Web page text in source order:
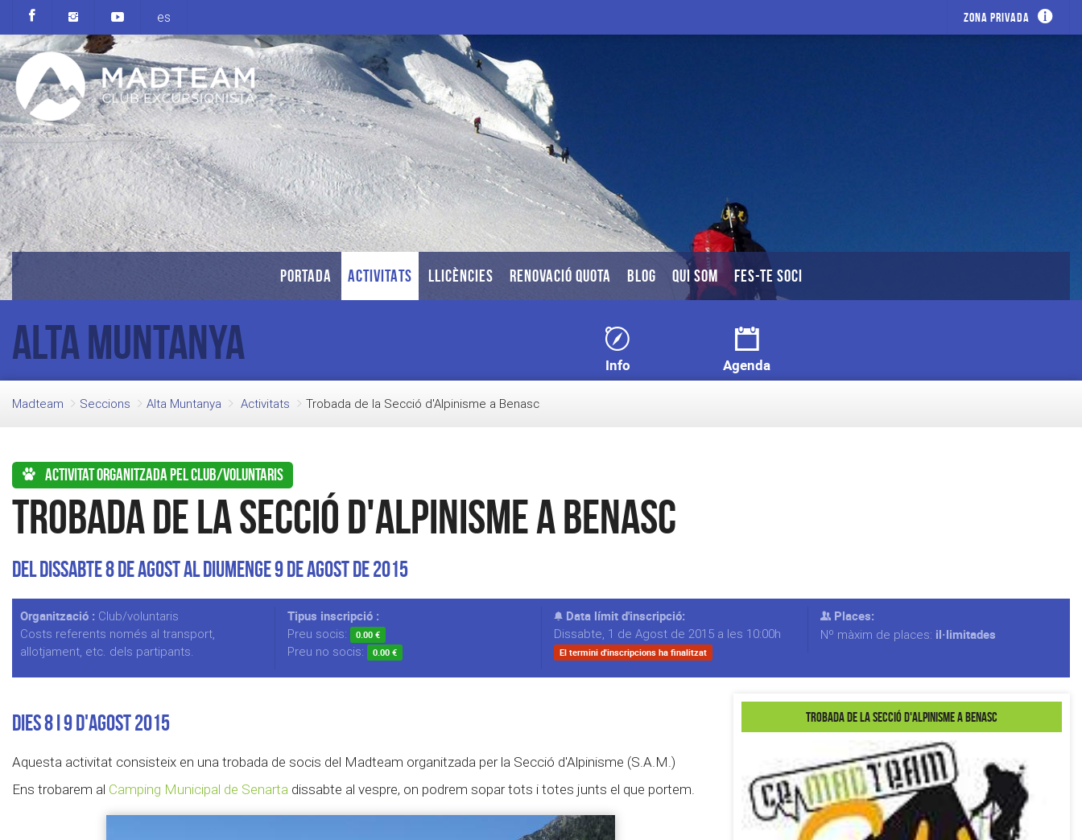
es Zona privada
PORTADA ACTIVITATS LLICÈNCIES RENOVACIÓ QUOTA BLOG QUI SOM FES-TE SOCI
Alta Muntanya Info Agenda
Madteam Seccions Alta Muntanya Activitats Trobada de la Secció d'Alpinisme a Benasc
Activitat organitzada pel club/voluntaris
Trobada de la Secció d'Alpinisme a Benasc
Del Dissabte 8 de Agost al Diumenge 9 de Agost de 2015
Organització : Club/voluntaris
Costs referents només al transport,
allotjament, etc. dels partipants.
Tipus inscripció :
Preu socis: 0.00 €
Preu no socis: 0.00 €
Data límit d'inscripció:
Dissabte, 1 de Agost de 2015 a les 10:00h
El termini d'inscripcions ha finalitzat
Places:
Nº màxim de places: il·limitades
Dies 8 i 9 d'agost 2015
Aquesta activitat consisteix en una trobada de socis del Madteam organitzada per la Secció d'Alpinisme (S.A.M.)
Ens trobarem al Camping Municipal de Senarta dissabte al vespre, on podrem sopar tots i totes junts el que portem.
Trobada de la Secció d'Alpinisme a Benasc